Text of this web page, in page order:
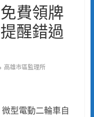
費領牌
醒錯過
高雄市區監理所
型電動二輪車自